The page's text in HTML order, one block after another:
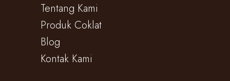
Tentang Kami
Produk Coklat
Blog
Kontak Kami